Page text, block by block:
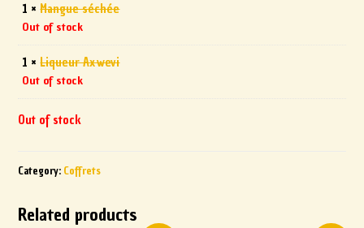
1 ×Mangue séchée
Out of stock
1 ×Liqueur Axwevi
Out of stock
Out of stock
Category: Coffrets
Related products